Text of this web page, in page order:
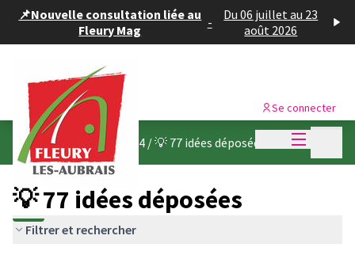
📌Nouvelle consultation liée au
Fleury Mag
-
Du 06 juillet au 23
août 2026
Menu
Se connecter
Budget participatif 2024 /💡 77 idées déposées
💡 77 idées déposées
Filtrer et rechercher
Panneau de gestion des cookies